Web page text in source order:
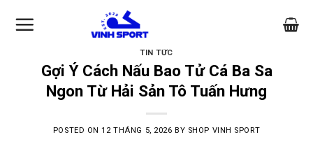
TIN TỨC
Gợi Ý Cách Nấu Bao Tử Cá Ba Sa
Ngon Từ Hải Sản Tô Tuấn Hưng
POSTED ON12 THÁNG 5, 2026 BY SHOP VINH SPORT